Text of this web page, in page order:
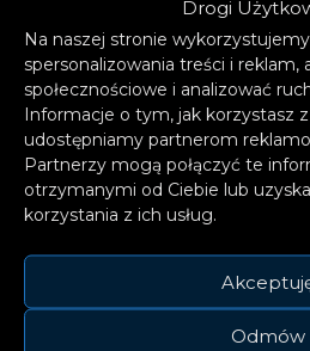
Drogi
Na naszej stronie
spersonalizowania treści i reklam,
społecznościowe i analizować
Informacje o tym, jak korzystasz
udostępniamy partnerom
Partnerzy mogą połączyć te
otrzymanymi od Ciebie lub
korzystania z ich usług.
Odmów
Artysta zadebiutował w
singlem „Every Morning”
z Leony. Utwór
Holler nie osiadł na
później pojawiły się m.in.
Lights”, „Crazy in Love” czy
Teraz współpraca z Safri